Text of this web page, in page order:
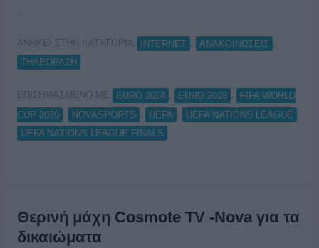
ΑΝΗΚΕΙ ΣΤΗΝ ΚΑΤΗΓΟΡΙΑ: INTERNET ΑΝΑΚΟΙΝΩΣΕΙΣ
ΤΗΛΕΟΡΑΣΗ
ΕΠΙΣΗΜΑΣΜΕΝΟ ΜΕ: EURO 2024 EURO 2028
FIFA WORLD
CUP 2026
NOVASPORTS UEFA UEFA NATIONS LEAGUE
UEFA NATIONS LEAGUE FINALS
Θερινή μάχη Cosmote TV -Nova για τα
δικαιώματα